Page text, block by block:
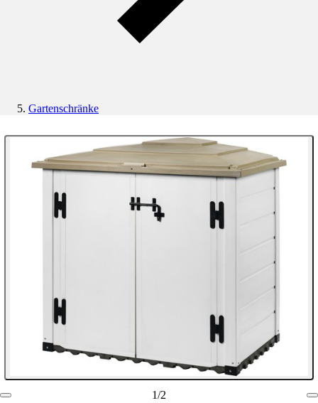
Gartenschränke
1/2